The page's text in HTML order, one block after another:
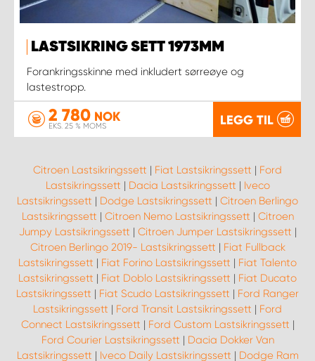
LASTSIKRING SETT 1973MM
Forankringsskinne med inkludert sørreøye og
lastestropp.
2 780 NOK
EKS. 25 % MOMS LEGG TIL
Citroen Lastsikringssett | Fiat Lastsikringssett | Ford
Lastsikringssett | Dacia Lastsikringssett | Iveco
Lastsikringssett | Dodge Lastsikringssett | Citroen Berlingo
Lastsikringssett | Citroen Nemo Lastsikringssett | Citroen
Jumpy Lastsikringssett | Citroen Jumper Lastsikringssett |
Citroen Berlingo 2019- Lastsikringssett | Fiat Fullback
Lastsikringssett | Fiat Forino Lastsikringssett | Fiat Talento
Lastsikringssett | Fiat Doblo Lastsikringssett | Fiat Ducato
Lastsikringssett | Fiat Scudo Lastsikringssett | Ford Ranger
Lastsikringssett | Ford Transit Lastsikringssett | Ford
Connect Lastsikringssett | Ford Custom Lastsikringssett |
Ford Courier Lastsikringssett | Dacia Dokker Van
Lastsikringssett | Iveco Daily Lastsikringssett | Dodge Ram